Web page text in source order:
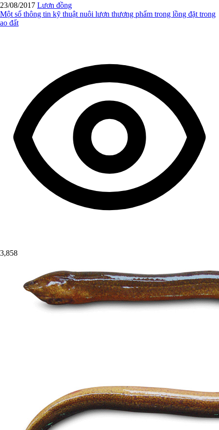
23/08/2017 Lươn đồng
Một số thông tin kỹ thuật nuôi lươn thương phẩm trong lồng đặt trong
ao đất
3,858